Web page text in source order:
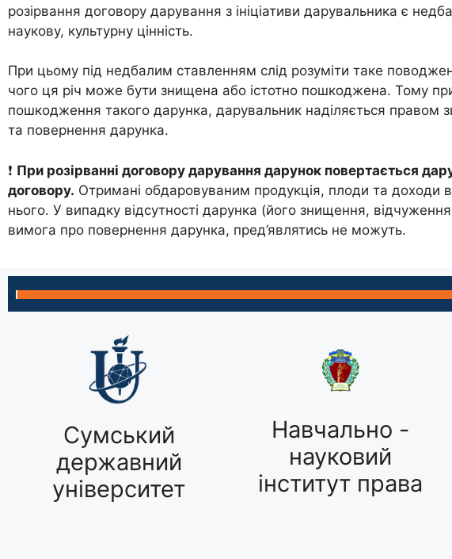
розірвання договору дарування з ініціативи дарувальника є
наукову, культурну цінність.
При цьому під недбалим ставленням слід розуміти таке
чого ця річ може бути знищена або істотно пошкоджена. Тому
пошкодження такого дарунка, дарувальник наділяється правом
та повернення дарунка.
❗️ При розірванні договору дарування дарунок повертається
договору. Отримані обдаровуваним продукція, плоди та
нього. У випадку відсутності дарунка (його знищення,
вимога про повернення дарунка, пред’являтись не можуть.
Сумський
державний
університет
Навчально -
науковий
інститут права